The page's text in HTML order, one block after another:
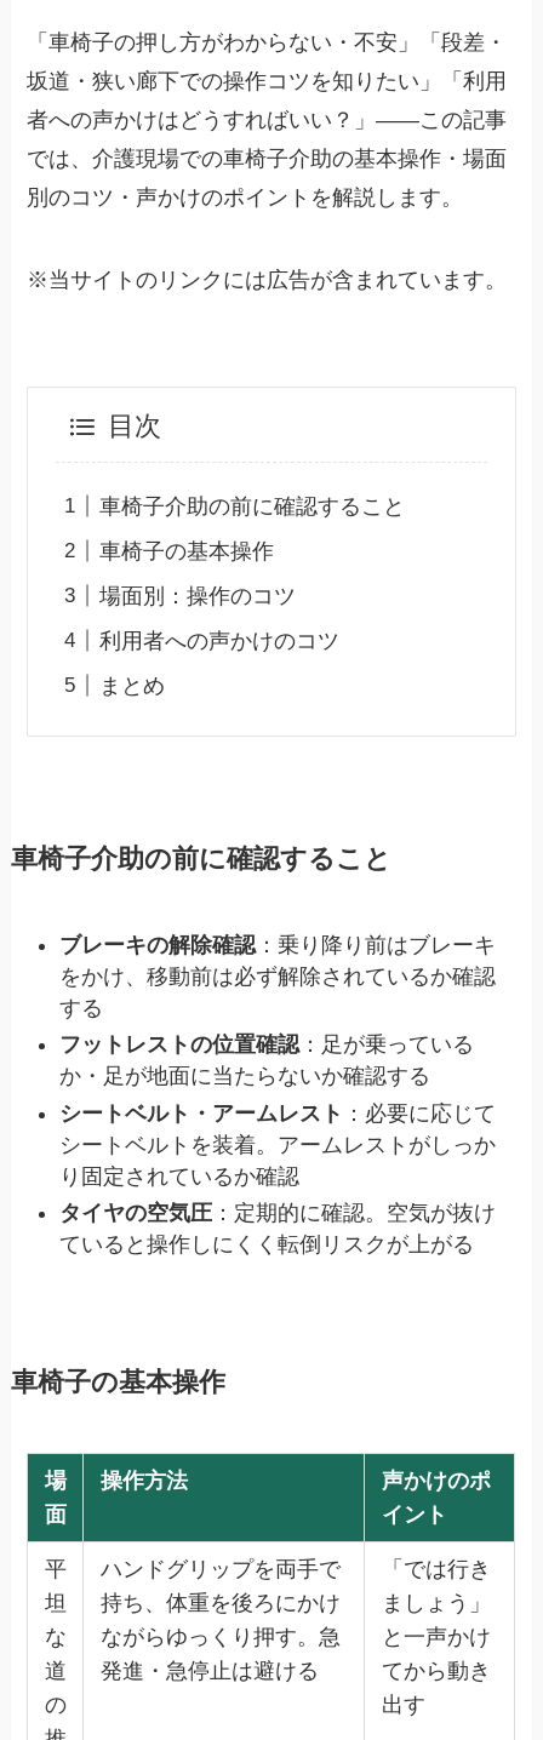
「車椅子の押し方がわからない・不安」「段差・
坂道・狭い廊下での操作コツを知りたい」「利用
者への声かけはどうすればいい？」——この記事
では、介護現場での車椅子介助の基本操作・場面
別のコツ・声かけのポイントを解説します。
※当サイトのリンクには広告が含まれています。
目次
車椅子介助の前に確認すること
車椅子の基本操作
場面別：操作のコツ
利用者への声かけのコツ
まとめ
車椅子介助の前に確認すること
ブレーキの解除確認 ：乗り降り前はブレーキ
をかけ、移動前は必ず解除されているか確認
する
フットレストの位置確認：足が乗っている
か・足が地面に当たらないか確認する
シートベルト・アームレスト ：必要に応じて
シートベルトを装着。アームレストがしっか
り固定されているか確認
タイヤの空気圧 ：定期的に確認。空気が抜け
ていると操作しにくく転倒リスクが上がる
車椅子の基本操作
場
面
操作方法
声かけのポ
イント
平
坦
な
道
の
ハンドグリップを両手で
持ち、体重を後ろにかけ
ながらゆっくり押す。急
発進・急停止は避ける
「では行き
ましょう」
と一声かけ
てから動き
出す